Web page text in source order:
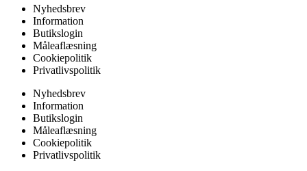
Nyhedsbrev
Information
Butikslogin
Måleaflæsning
Cookiepolitik
Privatlivspolitik
Nyhedsbrev
Information
Butikslogin
Måleaflæsning
Cookiepolitik
Privatlivspolitik